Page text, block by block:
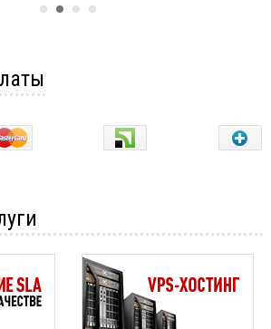
сайта, как лицо вашей компании
Joomla 1.5
Joomla 2.5
инструментов для создания онлайн
миграции веб-сайта
изображения на моем сайте
в создании сайта
заставочной страницы сайта